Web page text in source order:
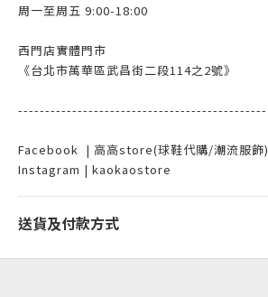
周一至周五 9:00-18:00
西門店實體門市
《台北市萬華區武昌街二段114之2號》
----------------------------------------------
Facebook | 高高store(球鞋代購/潮流服飾)
Instagram | kaokaostore
送貨及付款方式